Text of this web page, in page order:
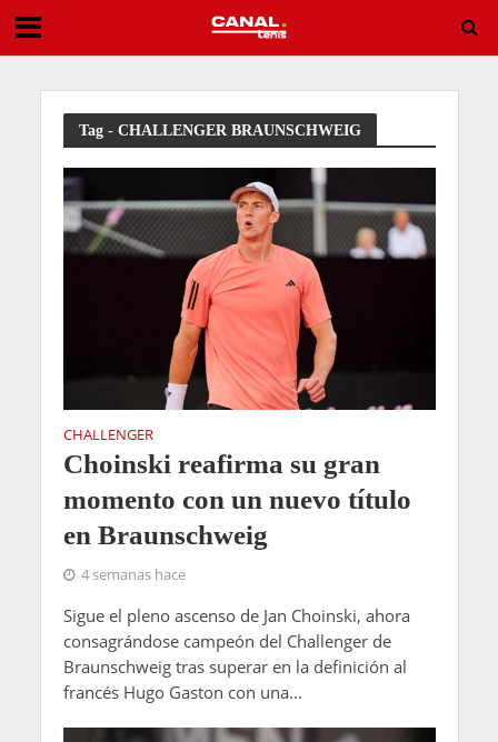
Implacable: Swiatek arrasa y se mete en la cuarta ronda de Toronto
Tag - CHALLENGER BRAUNSCHWEIG
CHALLENGER
Choinski reafirma su gran
momento con un nuevo título
en Braunschweig
4 semanas hace
Sigue el pleno ascenso de Jan Choinski, ahora
consagrándose campeón del Challenger de
Braunschweig tras superar en la definición al
francés Hugo Gaston con una...